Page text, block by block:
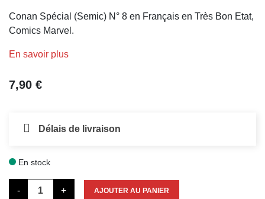
Conan Spécial (Semic) N° 8 en Français en Très Bon Etat,
Comics Marvel.
En savoir plus
7,90 €
Délais de livraison
En stock
- + AJOUTER AU PANIER